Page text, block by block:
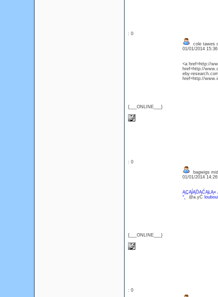
: 0
{___ONLINE___}
cole tawes
01/01/2014
<a href=http://
href=http://
eby-
href=http://
: 0
{___ONLINE___}
bagwigs
01/01/2014
ĄÇĄĺĄŮĄĆĄŁĄ«
°˛ @a.yC
: 0